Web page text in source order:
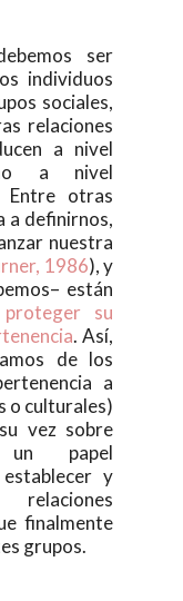
ser
individuos
sociales,
relaciones
a nivel
a nivel
Entre otras
a definirnos,
nuestra
1986), y
están
proteger su
. Así,
de los
a
o culturales)
vez sobre
un papel
y
finalmente
grupos.